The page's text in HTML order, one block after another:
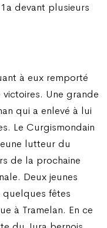
devant plusieurs
à eux remporté
Une grande
qui a enlevé à lui
Le Curgismondain
lutteur du
de la prochaine
Deux jeunes
fêtes
à Tramelan. En ce